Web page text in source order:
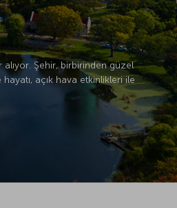
Şehir, birbirinden güzel
açık hava etkinlikleri ile